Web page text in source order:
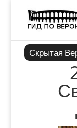
Скрытая